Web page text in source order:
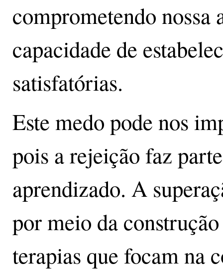
comprometendo nossa
capacidade de
satisfatórias.
Este medo pode nos
pois a rejeição faz
aprendizado. A
por meio da
terapias que focam na